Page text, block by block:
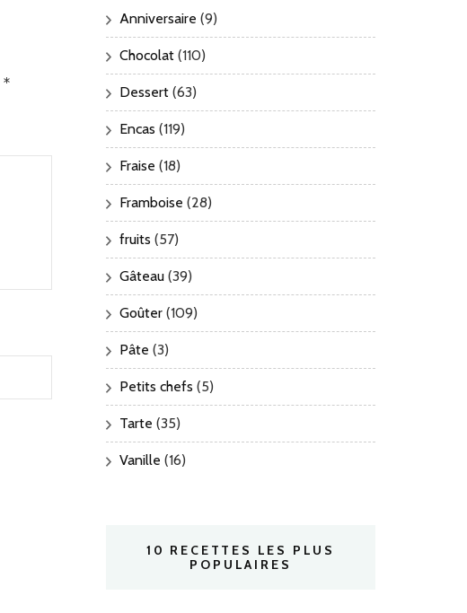
*
Anniversaire (9)
Chocolat (110)
Dessert (63)
Encas (119)
Fraise (18)
Framboise (28)
fruits (57)
Gâteau (39)
Goûter (109)
Pâte (3)
Petits chefs (5)
Tarte (35)
Vanille (16)
10 RECETTES LES PLUS
POPULAIRES